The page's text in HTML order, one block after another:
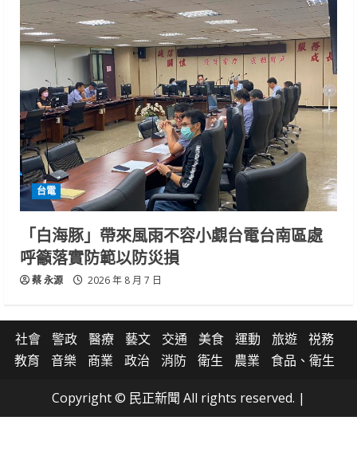
台電
「白海豚」帶來風雨不容小覷台電台南區處
呼籲落實防範以防災損
蔡 永源 2026 年 8 月 7 日
社會 警政 醫療 藝文 交通 美食 運動 旅遊
祱務
教育
音樂 商業 政治 消防 衛生 農業 食品、衛生
Copyright © 民正新聞 All rights reserved. |